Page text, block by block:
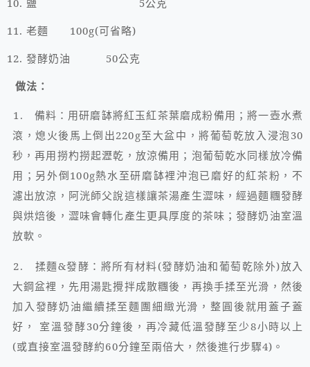
10. 鹽 5公克
11.老麵 100g(可省略)
12.發酵奶油 50公克
做法：
1.
備料：用研磨缽將紅玉紅茶葉磨成粉備用；將一壺水煮
滾，熄火後馬上倒出220g至大盆中，將葡萄乾放入浸泡30
秒，再用撈杓撈起瀝乾，放涼備用；泡葡萄乾水同樣放冷備
用；另外倒100g熱水至研磨缽裡沖泡已磨好的紅茶粉，不
濾出放涼，阿洸師父說這樣讓茶湯產生澀味，經過麵糰發酵
與烘焙後，澀味會轉化產生更具厚度的茶味；發酵奶油室溫
放軟。
2. 揉麵&發酵：將所有材料(發酵奶油和葡萄乾除外)放入
大鋼盆裡，先用湯匙攪拌成散糰後，再換手揉至光滑，然後
加入發酵奶油繼續揉至麵團細緻光滑，整圓後就用蓋子蓋
好， 室溫發酵30分鐘後，再冷藏低溫發酵至少8小時以上
(或直接室溫發酵約60分鐘至兩倍大，然後進行步驟4) 。